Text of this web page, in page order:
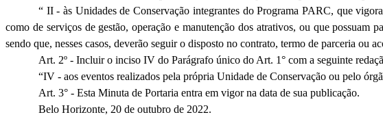
“ II - às Unidades de Conservação integrantes do Programa PARC, que
como de serviços de gestão, operação e manutenção dos atrativos, ou que
sendo que, nesses casos, deverão seguir o disposto no contrato, termo de parceria ou
Art. 2º - Incluir o inciso IV do Parágrafo único do Art. 1° com a seguinte
“IV - aos eventos realizados pela própria Unidade de Conservação ou pelo
Art. 3° - Esta Minuta de Portaria entra em vigor na data de sua publicação.
Belo Horizonte, 20 de outubro de 2022.